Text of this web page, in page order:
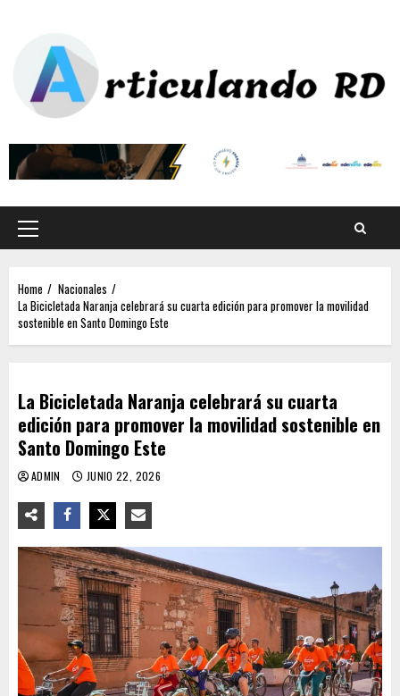
Home
Nacionales
La Bicicletada Naranja celebrará su cuarta edición para promover la movilidad
sostenible en Santo Domingo Este
La Bicicletada Naranja celebrará su cuarta
edición para promover la movilidad sostenible en
Santo Domingo Este
ADMIN JUNIO 22, 2026